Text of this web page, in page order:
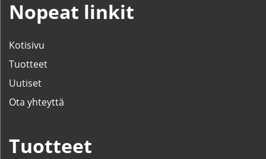
Nopeat linkit
Kotisivu
Tuotteet
Uutiset
Ota yhteyttä
Tuotteet